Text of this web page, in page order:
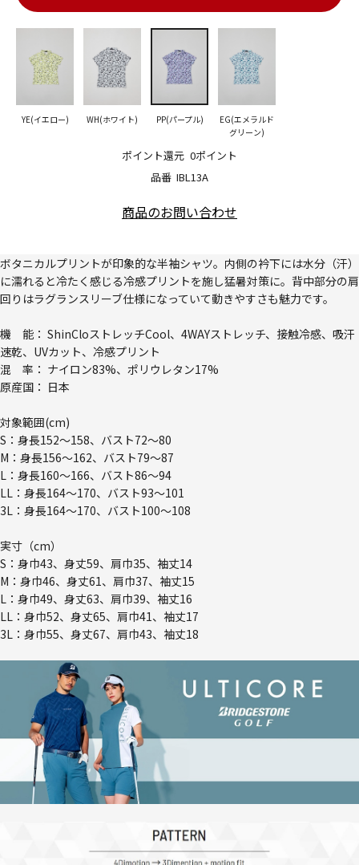
品番 IBL13A
ポイント還元 0ポイント
YE(イエロー) WH(ホワイト) PP(パープル)
EG(エメラルド
グリーン)
商品のお問い合わせ
ボタニカルプリントが印象的な半袖シャツ。内側の衿下には水分（汗）
に濡れると冷たく感じる冷感プリントを施し猛暑対策に。背中部分の肩
回りはラグランスリーブ仕様になっていて動きやすさも魅力です。
機 能： ShinCloストレッチCool、4WAYストレッチ、接触冷感、吸汗
速乾、UVカット、冷感プリント
混 率： ナイロン83%、ポリウレタン17%
原産国： 日本
対象範囲(cm)
S：身長152～158、バスト72～80
M：身長156～162、バスト79～87
L：身長160～166、バスト86～94
LL：身長164～170、バスト93～101
3L：身長164～170、バスト100～108
実寸（cm）
S：身巾43、身丈59、肩巾35、袖丈14
M：身巾46、身丈61、肩巾37、袖丈15
L：身巾49、身丈63、肩巾39、袖丈16
LL：身巾52、身丈65、肩巾41、袖丈17
3L：身巾55、身丈67、肩巾43、袖丈18